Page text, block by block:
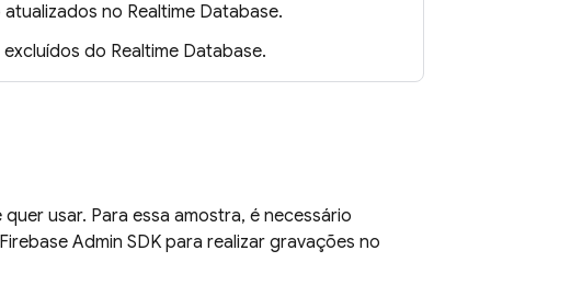
no Realtime Database.
do Realtime Database.
usar. Para essa amostra, é necessário
Firebase Admin SDK para realizar gravações no